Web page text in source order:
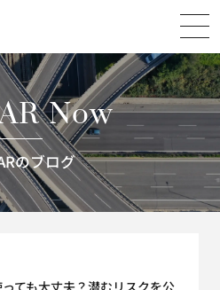
Now
のブログ
ても大丈夫？潜むリスクを公